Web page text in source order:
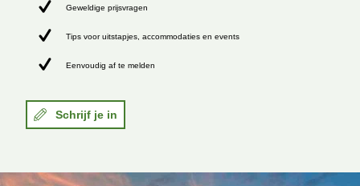
Geweldige prijsvragen
Tips voor uitstapjes, accommodaties en events
Eenvoudig af te melden
Schrijf je in